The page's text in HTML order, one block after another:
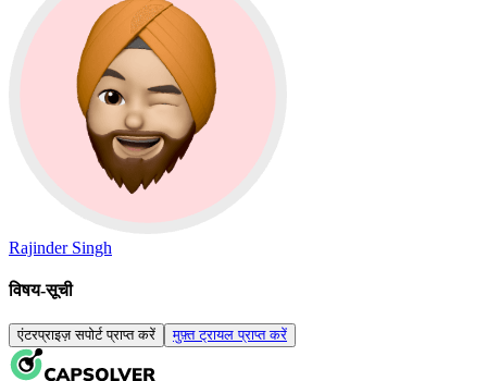
Rajinder Singh
विषय-सूची
एंटरप्राइज़ सपोर्ट प्राप्त करें मुफ़्त ट्रायल प्राप्त करें